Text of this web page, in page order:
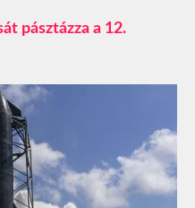
pásztázza a 12.